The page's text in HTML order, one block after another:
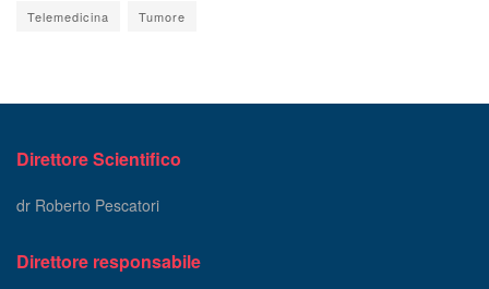
Telemedicina Tumore
Direttore Scientifico
dr Roberto Pescatori
Direttore responsabile